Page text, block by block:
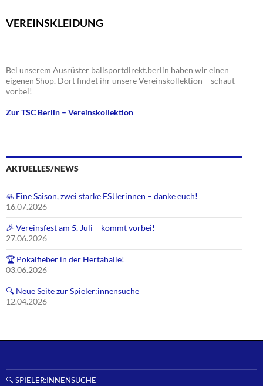
VEREINSKLEIDUNG
Bei unserem Ausrüster ballsportdirekt.berlin haben wir einen
eigenen Shop. Dort findet ihr unsere Vereinskollektion – schaut
vorbei!
Zur TSC Berlin – Vereinskollektion
AKTUELLES/NEWS
🙏 Eine Saison, zwei starke FSJlerinnen – danke euch!
16.07.2026
🎉 Vereinsfest am 5. Juli – kommt vorbei!
27.06.2026
🏆 Pokalfieber in der Hertahalle!
03.06.2026
🔍 Neue Seite zur Spieler:innensuche
12.04.2026
🔍 SPIELER:INNENSUCHE